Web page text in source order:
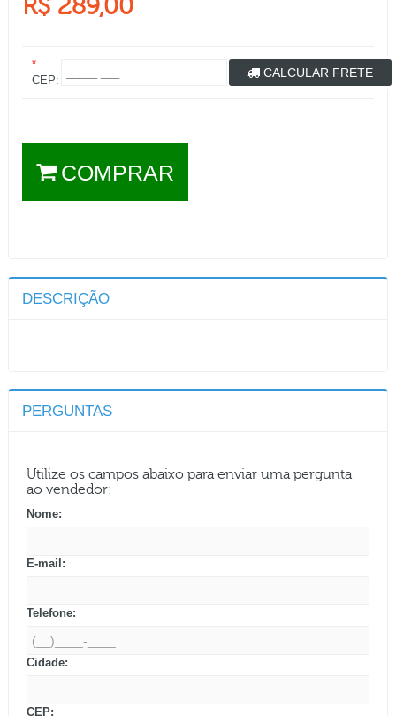
R$ 289,00
*
CEP:
CALCULAR FRETE
COMPRAR
DESCRIÇÃO
PERGUNTAS
Utilize os campos abaixo para enviar uma pergunta
ao vendedor:
Nome:
E-mail:
Telefone:
Cidade:
CEP: